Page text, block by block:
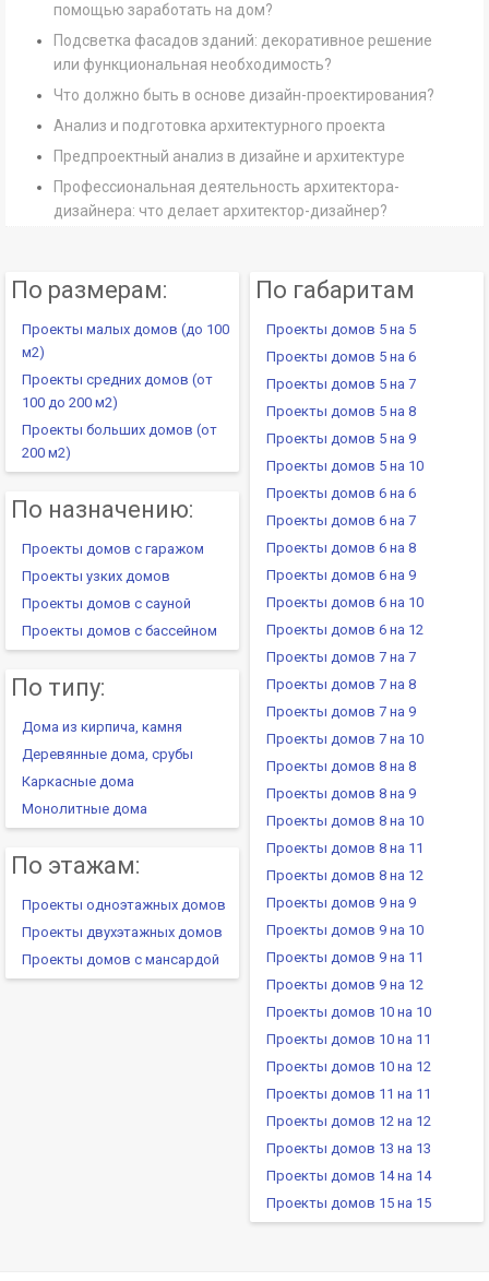
помощью заработать на дом?
Подсветка фасадов зданий: декоративное решение
или функциональная необходимость?
Что должно быть в основе дизайн-проектирования?
Анализ и подготовка архитектурного проекта
Предпроектный анализ в дизайне и архитектуре
Профессиональная деятельность архитектора-
дизайнера: что делает архитектор-дизайнер?
По размерам:
Проекты малых домов (до 100
м2)
Проекты средних домов (от
100 до 200 м2)
Проекты больших домов (от
200 м2)
По назначению:
Проекты домов с гаражом
Проекты узких домов
Проекты домов с сауной
Проекты домов с бассейном
По типу:
Дома из кирпича, камня
Деревянные дома, срубы
Каркасные дома
Монолитные дома
По этажам:
Проекты одноэтажных домов
Проекты двухэтажных домов
Проекты домов с мансардой
По габаритам
Проекты домов 5 на 5
Проекты домов 5 на 6
Проекты домов 5 на 7
Проекты домов 5 на 8
Проекты домов 5 на 9
Проекты домов 5 на 10
Проекты домов 6 на 6
Проекты домов 6 на 7
Проекты домов 6 на 8
Проекты домов 6 на 9
Проекты домов 6 на 10
Проекты домов 6 на 12
Проекты домов 7 на 7
Проекты домов 7 на 8
Проекты домов 7 на 9
Проекты домов 7 на 10
Проекты домов 8 на 8
Проекты домов 8 на 9
Проекты домов 8 на 10
Проекты домов 8 на 11
Проекты домов 8 на 12
Проекты домов 9 на 9
Проекты домов 9 на 10
Проекты домов 9 на 11
Проекты домов 9 на 12
Проекты домов 10 на 10
Проекты домов 10 на 11
Проекты домов 10 на 12
Проекты домов 11 на 11
Проекты домов 12 на 12
Проекты домов 13 на 13
Проекты домов 14 на 14
Проекты домов 15 на 15